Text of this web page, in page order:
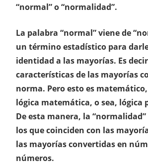
“normal” o “normalidad”.
La palabra “normal” viene de
un término estadístico para
identidad a las mayorías. Es
características de las mayorías
norma. Pero esto es
lógica matemática, o sea, lógica
De esta manera, la
los que coinciden con las
las mayorías convertidas en
números.